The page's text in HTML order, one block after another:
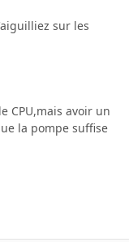
sur les
CPU,mais avoir un
la pompe suffise